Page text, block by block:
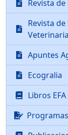
Revista
Revista
Apuntes
Ecogralia
Libros EFA